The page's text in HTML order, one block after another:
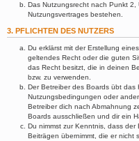
Das Nutzungsrecht nach Punkt
Nutzungsvertrages bestehen.
3. PFLICHTEN DES NUTZERS
Du erklärst mit der Erstellung
geltendes Recht oder die guten
das Recht besitzt, die in deinen
bzw. zu verwenden.
Der Betreiber des Boards übt das
Nutzungsbedingungen oder
Betreiber dich nach Abmahnung
Boards ausschließen und dir ein
Du nimmst zur Kenntnis, dass
Beiträgen übernimmt, die er nicht